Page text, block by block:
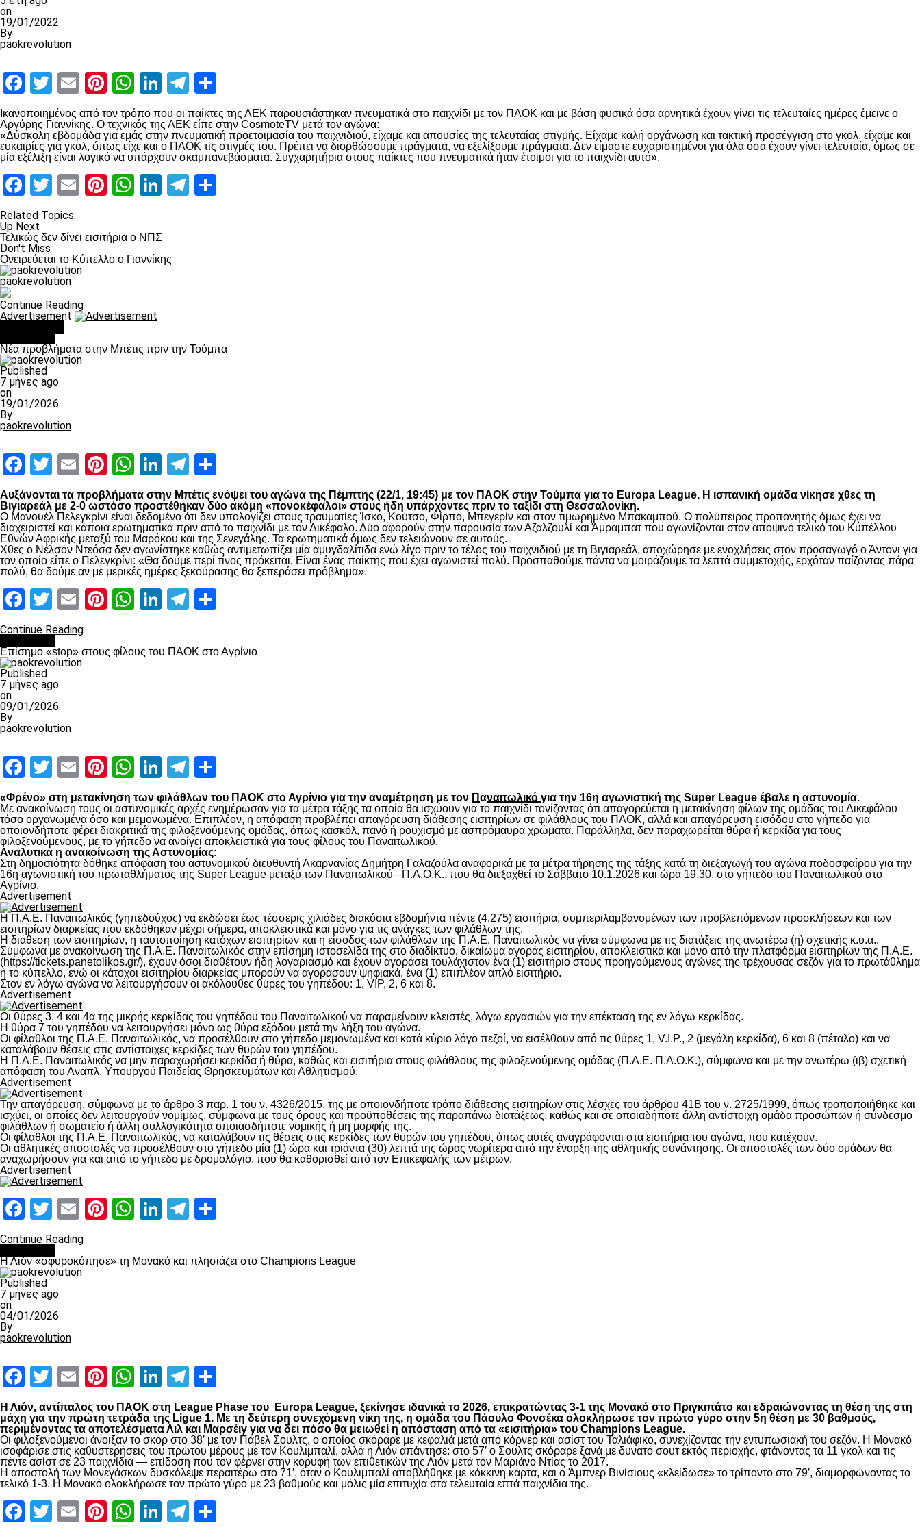
on
19/01/2022
By
paokrevolution
Facebook
Twitter
EmailPinterest
WhatsApp
LinkedIn
Telegram
Ικανοποιημένος από τον τρόπο που οι παίκτες της ΑΕΚ παρουσιάστηκαν πνευματικά στο παιχνίδι με τον ΠΑΟΚ και με βάση φυσικά όσα αρνητικά έχουν γίνει τις τελευταίες ημέρες έμεινε ο
Αργύρης Γιαννίκης. Ο τεχνικός της ΑΕΚ είπε στην CosmoteTV μετά τον αγώνα:
«Δύσκολη εβδομάδα για εμάς στην πνευματική προετοιμασία του παιχνιδιού, είχαμε και απουσίες της τελευταίας στιγμής. Είχαμε καλή οργάνωση και τακτική προσέγγιση στο γκολ, είχαμε και
ευκαιρίες για γκολ, όπως είχε και ο ΠΑΟΚ τις στιγμές του. Πρέπει να διορθώσουμε πράγματα, να εξελίξουμε πράγματα. Δεν είμαστε ευχαριστημένοι για όλα όσα έχουν γίνει τελευταία, όμως σε
μία εξέλιξη είναι λογικό να υπάρχουν σκαμπανεβάσματα. Συγχαρητήρια στους παίκτες που πνευματικά ήταν έτοιμοι για το παιχνίδι αυτό».
Facebook
Twitter
EmailPinterest
WhatsApp
LinkedIn
Telegram
Related Topics:
Up Next
Τελικώς δεν δίνει εισιτήρια ο ΝΠΣ
Don't Miss
Ονειρεύεται το Κύπελλο ο Γιαννίκης
paokrevolution
Continue Reading
Advertisement
Νέα προβλήματα στην Μπέτις πριν την Τούμπα
Published
7 μήνες ago
on
19/01/2026
By
paokrevolution
Facebook
Twitter
EmailPinterest
WhatsApp
LinkedIn
Telegram
Αυξάνονται τα προβλήματα στην Μπέτις ενόψει του αγώνα της Πέμπτης (22/1, 19:45) με τον ΠΑΟΚ στην Τούμπα για το Europa League. Η ισπανική ομάδα νίκησε χθες τη
Βιγιαρεάλ με 2-0 ωστόσο προστέθηκαν δύο ακόμη «πονοκέφαλοι» στους ήδη υπάρχοντες πριν το ταξίδι στη Θεσσαλονίκη.
Ο Μανουέλ Πελεγκρίνι είναι δεδομένο ότι δεν υπολογίζει στους τραυματίες Ίσκο, Κούτσο, Φίρπο, Μπεγερίν και στον τιμωρημένο Μπακαμπού. Ο πολύπειρος προπονητής όμως έχει να
διαχειριστεί και κάποια ερωτηματικά πριν από το παιχνίδι με τον Δικέφαλο. Δύο αφορούν στην παρουσία των Αζαλζουλί και Άμραμπατ που αγωνίζονται στον αποψινό τελικό του Κυπέλλου
Εθνών Αφρικής μεταξύ του Μαρόκου και της Σενεγάλης. Τα ερωτηματικά όμως δεν τελειώνουν σε αυτούς.
Χθες ο Νέλσον Ντεόσα δεν αγωνίστηκε καθώς αντιμετωπίζει μία αμυγδαλίτιδα ενώ λίγο πριν το τέλος του παιχνιδιού με τη Βιγιαρεάλ, αποχώρησε με ενοχλήσεις στον προσαγωγό ο Άντονι για
τον οποίο είπε ο Πελεγκρίνι: «Θα δούμε περί τίνος πρόκειται. Είναι ένας παίκτης που έχει αγωνιστεί πολύ. Προσπαθούμε πάντα να μοιράζουμε τα λεπτά συμμετοχής, ερχόταν παίζοντας πάρα
πολύ, θα δούμε αν με μερικές ημέρες ξεκούρασης θα ξεπεράσει πρόβλημα».
Facebook
Twitter
EmailPinterest
WhatsApp
LinkedIn
Telegram
Continue Reading
Επίσημο «stop» στους φίλους του ΠΑΟΚ στο Αγρίνιο
Published
7 μήνες ago
on
09/01/2026
By
paokrevolution
Facebook
Twitter
EmailPinterest
WhatsApp
LinkedIn
Telegram
«Φρένο» στη μετακίνηση των φιλάθλων του ΠΑΟΚ στο Αγρίνιο για την αναμέτρηση με τον Παναιτωλικό για την 16η αγωνιστική της Super League έβαλε η αστυνομία.
Με ανακοίνωση τους οι αστυνομικές αρχές ενημέρωσαν για τα μέτρα τάξης τα οποία θα ισχύουν για το παιχνίδι τονίζοντας ότι απαγορεύεται η μετακίνηση φίλων της ομάδας του Δικεφάλου
τόσο οργανωμένα όσο και μεμονωμένα. Επιπλέον, η απόφαση προβλέπει απαγόρευση διάθεσης εισιτηρίων σε φιλάθλους του ΠΑΟΚ, αλλά και απαγόρευση εισόδου στο γήπεδο για
οποιονδήποτε φέρει διακριτικά της φιλοξενούμενης ομάδας, όπως κασκόλ, πανό ή ρουχισμό με ασπρόμαυρα χρώματα. Παράλληλα, δεν παραχωρείται θύρα ή κερκίδα για τους
φιλοξενούμενους, με το γήπεδο να ανοίγει αποκλειστικά για τους φίλους του Παναιτωλικού.
Αναλυτικά η ανακοίνωση της Αστυνομίας:
Στη δημοσιότητα δόθηκε απόφαση του αστυνομικού διευθυντή Ακαρνανίας Δημήτρη Γαλαζούλα αναφορικά με τα μέτρα τήρησης της τάξης κατά τη διεξαγωγή του αγώνα ποδοσφαίρου για την
16η αγωνιστική του πρωταθλήματος της Super League μεταξύ των Παναιτωλικoύ– Π.Α.Ο.Κ., που θα διεξαχθεί το Σάββατο 10.1.2026 και ώρα 19.30, στο γήπεδο του Παναιτωλικού στο
Αγρίνιο.
Advertisement
Η Π.Α.Ε. Παναιτωλικός (γηπεδούχος) να εκδώσει έως τέσσερις χιλιάδες διακόσια εβδομήντα πέντε (4.275) εισιτήρια, συμπεριλαμβανομένων των προβλεπόμενων προσκλήσεων και των
εισιτηρίων διαρκείας που εκδόθηκαν μέχρι σήμερα, αποκλειστικά και μόνο για τις ανάγκες των φιλάθλων της.
Η διάθεση των εισιτηρίων, η ταυτοποίηση κατόχων εισιτηρίων και η είσοδος των φιλάθλων της Π.Α.Ε. Παναιτωλικός να γίνει σύμφωνα με τις διατάξεις της ανωτέρω (η) σχετικής κ.υ.α..
Σύμφωνα με ανακοίνωση της Π.Α.Ε. Παναιτωλικός στην επίσημη ιστοσελίδα της στο διαδίκτυο, δικαίωμα αγοράς εισιτηρίου, αποκλειστικά και μόνο από την πλατφόρμα εισιτηρίων της Π.Α.Ε.
(https://tickets.panetolikos.gr/), έχουν όσοι διαθέτουν ήδη λογαριασμό και έχουν αγοράσει τουλάχιστον ένα (1) εισιτήριο στους προηγούμενους αγώνες της τρέχουσας σεζόν για το πρωτάθλημα
ή το κύπελλο, ενώ οι κάτοχοι εισιτηρίου διαρκείας μπορούν να αγοράσουν ψηφιακά, ένα (1) επιπλέον απλό εισιτήριο.
Στον εν λόγω αγώνα να λειτουργήσουν οι ακόλουθες θύρες του γηπέδου: 1, VIP, 2, 6 και 8.
Advertisement
Οι θύρες 3, 4 και 4α της μικρής κερκίδας του γηπέδου του Παναιτωλικού να παραμείνουν κλειστές, λόγω εργασιών για την επέκταση της εν λόγω κερκίδας.
Η θύρα 7 του γηπέδου να λειτουργήσει μόνο ως θύρα εξόδου μετά την λήξη του αγώνα.
Οι φίλαθλοι της Π.Α.Ε. Παναιτωλικός, να προσέλθουν στο γήπεδο μεμονωμένα και κατά κύριο λόγο πεζοί, να εισέλθουν από τις θύρες 1, V.I.P., 2 (μεγάλη κερκίδα), 6 και 8 (πέταλο) και να
καταλάβουν θέσεις στις αντίστοιχες κερκίδες των θυρών του γηπέδου.
Η Π.Α.Ε. Παναιτωλικός να μην παραχωρήσει κερκίδα ή θύρα, καθώς και εισιτήρια στους φιλάθλους της φιλοξενούμενης ομάδας (Π.Α.Ε. Π.Α.Ο.Κ.), σύμφωνα και με την ανωτέρω (ιβ) σχετική
απόφαση του Αναπλ. Υπουργού Παιδείας Θρησκευμάτων και Αθλητισμού.
Advertisement
Την απαγόρευση, σύμφωνα με το άρθρο 3 παρ. 1 του ν. 4326/2015, της με οποιονδήποτε τρόπο διάθεσης εισιτηρίων στις λέσχες του άρθρου 41Β του ν. 2725/1999, όπως τροποποιήθηκε και
ισχύει, οι οποίες δεν λειτουργούν νομίμως, σύμφωνα με τους όρους και προϋποθέσεις της παραπάνω διατάξεως, καθώς και σε οποιαδήποτε άλλη αντίστοιχη ομάδα προσώπων ή σύνδεσμο
φιλάθλων ή σωματείο ή άλλη συλλογικότητα οποιασδήποτε νομικής ή μη μορφής της.
Οι φίλαθλοι της Π.Α.Ε. Παναιτωλικός, να καταλάβουν τις θέσεις στις κερκίδες των θυρών του γηπέδου, όπως αυτές αναγράφονται στα εισιτήρια του αγώνα, που κατέχουν.
Οι αθλητικές αποστολές να προσέλθουν στο γήπεδο μία (1) ώρα και τριάντα (30) λεπτά της ώρας νωρίτερα από την έναρξη της αθλητικής συνάντησης. Οι αποστολές των δύο ομάδων θα
αναχωρήσουν για και από το γήπεδο με δρομολόγιο, που θα καθορισθεί από τον Επικεφαλής των μέτρων.
Advertisement
Facebook
Twitter
EmailPinterest
WhatsApp
LinkedIn
Telegram
Continue Reading
Η Λιόν «σφυροκόπησε» τη Μονακό και πλησιάζει στο Champions League
Published
7 μήνες ago
on
04/01/2026
By
paokrevolution
Facebook
Twitter
EmailPinterest
WhatsApp
LinkedIn
Telegram
Η Λιόν, αντίπαλος του ΠΑΟΚ στη League Phase του Europa League, ξεκίνησε ιδανικά το 2026, επικρατώντας 3-1 της Μονακό στο Πριγκιπάτο και εδραιώνοντας τη θέση της στη
μάχη για την πρώτη τετράδα της Ligue 1. Με τη δεύτερη συνεχόμενη νίκη της, η ομάδα του Πάουλο Φονσέκα ολοκλήρωσε τον πρώτο γύρο στην 5η θέση με 30 βαθμούς,
περιμένοντας τα αποτελέσματα Λιλ και Μαρσέιγ για να δει πόσο θα μειωθεί η απόσταση από τα «εισιτήρια» του Champions League.
Οι φιλοξενούμενοι άνοιξαν το σκορ στο 38′ με τον Πάβελ Σουλτς, ο οποίος σκόραρε με κεφαλιά μετά από κόρνερ και ασίστ του Ταλιάφικο, συνεχίζοντας την εντυπωσιακή του σεζόν. Η Μονακό
ισοφάρισε στις καθυστερήσεις του πρώτου μέρους με τον Κουλιμπαλί, αλλά η Λιόν απάντησε: στο 57′ ο Σουλτς σκόραρε ξανά με δυνατό σουτ εκτός περιοχής, φτάνοντας τα 11 γκολ και τις
πέντε ασίστ σε 23 παιχνίδια — επίδοση που τον φέρνει στην κορυφή των επιθετικών της Λιόν μετά τον Μαριάνο Ντίας το 2017.
Η αποστολή των Μονεγάσκων δυσκόλεψε περαιτέρω στο 71′, όταν ο Κουλιμπαλί αποβλήθηκε με κόκκινη κάρτα, και ο Άμπνερ Βινίσιους «κλείδωσε» το τρίποντο στο 79′, διαμορφώνοντας το
τελικό 1-3. Η Μονακό ολοκλήρωσε τον πρώτο γύρο με 23 βαθμούς και μόλις μία επιτυχία στα τελευταία επτά παιχνίδια της.
Facebook
Twitter
EmailPinterest
WhatsApp
LinkedIn
Telegram